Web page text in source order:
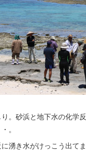
。砂浜と地下水の化学
。
湧き水がけっこう出てま